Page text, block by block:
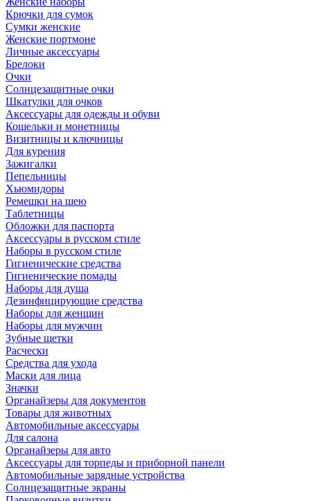
Крючки для сумок
Сумки женские
Женские портмоне
Личные аксессуары
Брелоки
Очки
Солнцезащитные очки
Шкатулки для очков
Аксессуары для одежды и обуви
Кошельки и монетницы
Визитницы и ключницы
Для курения
Зажигалки
Пепельницы
Хьюмидоры
Ремешки на шею
Таблетницы
Обложки для паспорта
Аксессуары в русском стиле
Наборы в русском стиле
Гигиенические средства
Гигиенические помады
Наборы для душа
Дезинфицирующие средства
Наборы для женщин
Наборы для мужчин
Зубные щетки
Расчески
Средства для ухода
Маски для лица
Значки
Органайзеры для документов
Товары для животных
Автомобильные аксессуары
Для салона
Органайзеры для авто
Аксессуары для торпеды и приборной панели
Автомобильные зарядные устройства
Солнцезащитные экраны